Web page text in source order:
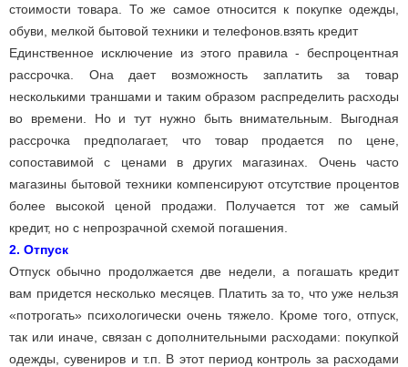
стоимости товара. То же самое относится к покупке одежды,
обуви, мелкой бытовой техники и телефонов.взять кредит
Единственное исключение из этого правила - беспроцентная
рассрочка. Она дает возможность заплатить за товар
несколькими траншами и таким образом распределить расходы
во времени. Но и тут нужно быть внимательным. Выгодная
рассрочка предполагает, что товар продается по цене,
сопоставимой с ценами в других магазинах. Очень часто
магазины бытовой техники компенсируют отсутствие процентов
более высокой ценой продажи. Получается тот же самый
кредит, но с непрозрачной схемой погашения.
2. Отпуск
Отпуск обычно продолжается две недели, а погашать кредит
вам придется несколько месяцев. Платить за то, что уже нельзя
«потрогать» психологически очень тяжело. Кроме того, отпуск,
так или иначе, связан с дополнительными расходами: покупкой
одежды, сувениров и т.п. В этот период контроль за расходами